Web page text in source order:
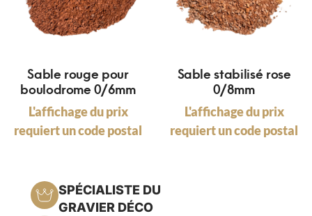
Sable rouge pour
boulodrome 0/6mm
L'affichage du prix
requiert un code postal
Sable stabilisé rose
0/8mm
L'affichage du prix
requiert un code postal
SPÉCIALISTE DU
GRAVIER DÉCO